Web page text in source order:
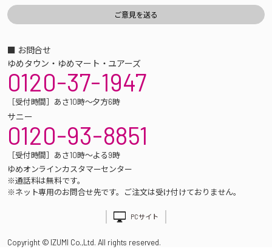
■ お問合せ
ゆめタウン・ゆめマート・ユアーズ
0120-37-1947
［受付時間］あさ10時～夕方6時
サニー
0120-93-8851
［受付時間］あさ10時～よる9時
ゆめオンラインカスタマーセンター
※通話料は無料です。
※ネット専用のお問合せ先です。ご注文は受け付けておりません。
PCサイト
Copyright © IZUMI Co.,Ltd. All rights reserved.